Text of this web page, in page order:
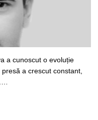
a cunoscut o evoluție
a crescut constant,